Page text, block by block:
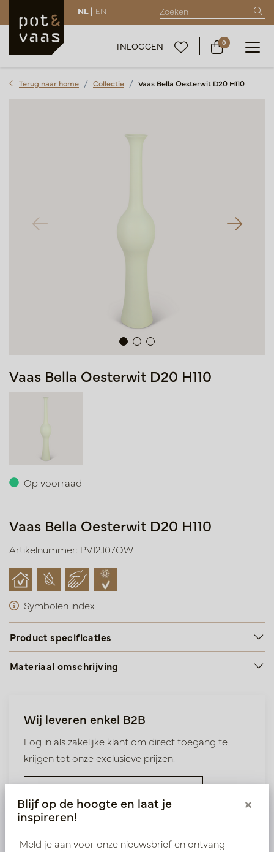
NL | EN
INLOGGEN 0
Terug naar home Collectie Vaas Bella Oesterwit D20 H110
Vaas Bella Oesterwit D20 H110
Op voorraad
Vaas Bella Oesterwit D20 H110
Artikelnummer: PV12.107OW
Symbolen index
Product specificaties
Materiaal omschrijving
Wij leveren enkel B2B
Log in als zakelijke klant om direct toegang te
krijgen tot onze exclusieve prijzen.
Blijf op de hoogte en laat je
inspireren!
×
Meld je aan voor onze nieuwsbrief en ontvang